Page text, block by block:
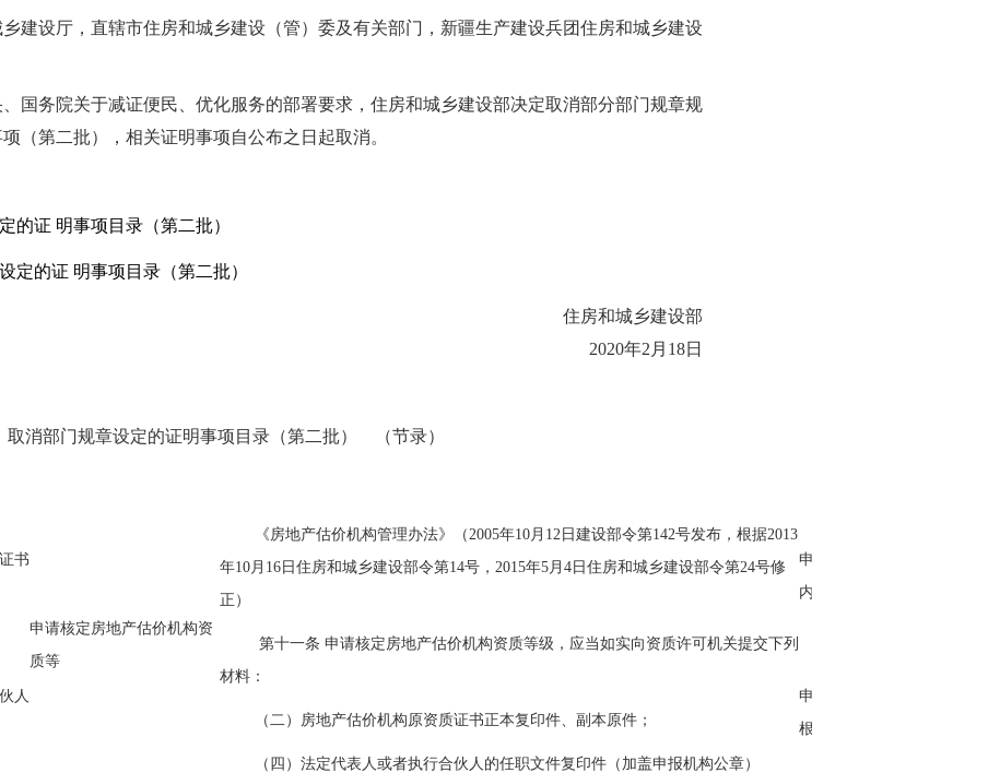
建设厅，直辖市住房和城乡建设（管）委及有关部门，新疆生产建设兵团住房和城乡建设
国务院关于减证便民、优化服务的部署要求，住房和城乡建设部决定取消部分部门规章规
（第二批），相关证明事项自公布之日起取消。
的证 明事项目录（第二批）
定的证 明事项目录（第二批）
住房和城乡建设部
2020年2月18日
消部门规章设定的证明事项目录（第二批） （节录）
书
申请核定房地产估价机构资
质等
《房地产估价机构管理办法》（2005年10月12日建设部令第142号发布，根据2013
年10月16日住房和城乡建设部令第14号，2015年5月4日住房和城乡建设部令第24号修
正）
第十一条 申请核定房地产估价机构资质等级，应当如实向资质许可机关提交下列
材料：
（二）房地产估价机构原资质证书正本复印件、副本原件；
（四）法定代表人或者执行合伙人的任职文件复印件（加盖申报机构公章）
申请人不再提交，由主管部门
内部核查。
人
申请人不再提交，由主管部门
根据营业执 照确认。